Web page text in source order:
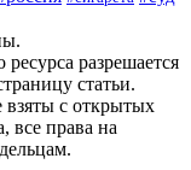
разрешается
статьи.
взяты с открытых
все права на